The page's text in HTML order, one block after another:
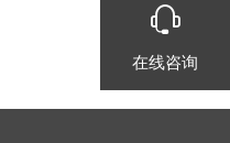
在线咨询